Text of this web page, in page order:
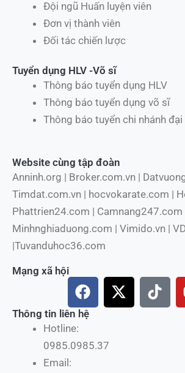
Đội ngũ Huấn luyện viên
Đơn vị thành viên
Đối tác chiến lược
Tuyển dụng HLV -Võ sĩ
Thông báo tuyển dụng HLV
Thông báo tuyển dụng võ sĩ
Thông báo tuyển chi nhánh đại
Website cùng tập đoàn
Anninh.org | Broker.com.vn |
Timdat.com.vn | hocvokarate.com |
Phattrien24.com | Camnang247.com
Minhnghiaduong.com | Vimido.vn |
|Tuvanduhoc36.com
Hotline:
0985.0985.37
Email:
Mạng xã hội
F
a
c
b
X
-
T
i
Thông tin liên hệ